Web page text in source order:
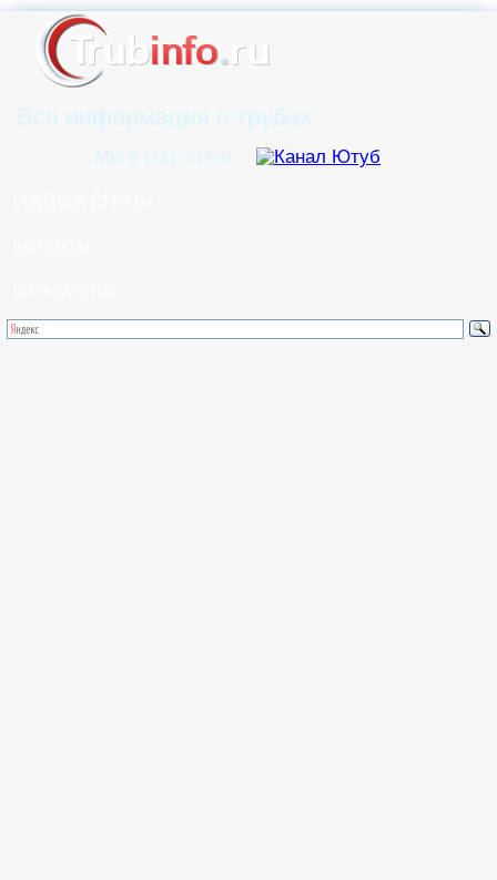
Вся информация о трубах
Мы в соц. сетях